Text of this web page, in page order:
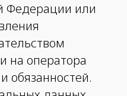
Федерации или
на оператора
обязанностей.